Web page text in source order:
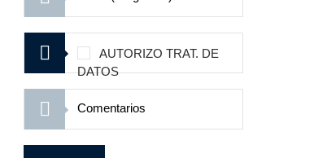
AUTORIZO TRAT. DE
DATOS